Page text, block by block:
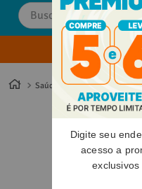
Buscar
Saúde Libido e
TERMOS MAIS
magnesio
omega 3
tadalafila
TERMOS MAIS BUSCADOS
magnesio
tadalafila
Digite seu
acesso a